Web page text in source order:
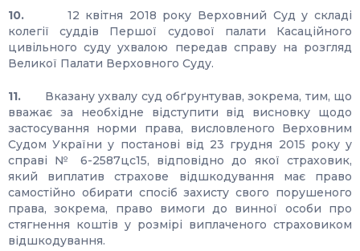
10. 12 квітня 2018 року Верховний Суд у складі
колегії суддів Першої судової палати Касаційного
цивільного суду ухвалою передав справу на розгляд
Великої Палати Верховного Суду.
11. Вказану ухвалу суд обґрунтував, зокрема, тим, що
вважає за необхідне відступити від висновку щодо
застосування норми права, висловленого Верховним
Судом України у постанові від 23 грудня 2015 року у
справі № 6-2587цс15, відповідно до якої страховик,
який виплатив страхове відшкодування має право
самостійно обирати спосіб захисту свого порушеного
права, зокрема, право вимоги до винної особи про
стягнення коштів у розмірі виплаченого страховиком
відшкодування.